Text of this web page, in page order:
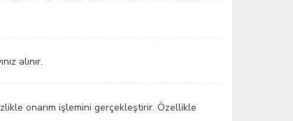
alınır.
onarım işlemini gerçekleştirir. Özellikle